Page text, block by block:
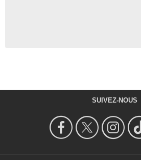
SUIVEZ-NOUS